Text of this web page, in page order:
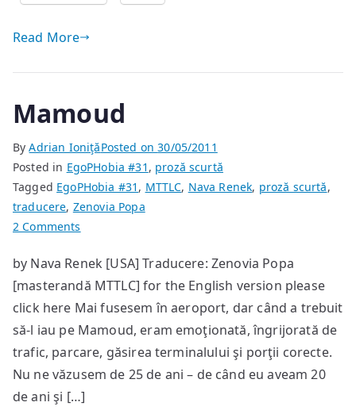
Read More
Mamoud
ByAdrian IoniţăPosted on30/05/2011
Posted in EgoPHobia #31 , proză scurtă
Tagged EgoPHobia #31 , MTTLC, Nava Renek, proză scurtă,
traducere, Zenovia Popa
2 Comments
by Nava Renek [USA] Traducere: Zenovia Popa
[masterandă MTTLC] for the English version please
click here Mai fusesem în aeroport, dar când a trebuit
să-l iau pe Mamoud, eram emoţionată, îngrijorată de
trafic, parcare, găsirea terminalului şi porţii corecte.
Nu ne văzusem de 25 de ani – de când eu aveam 20
de ani şi […]